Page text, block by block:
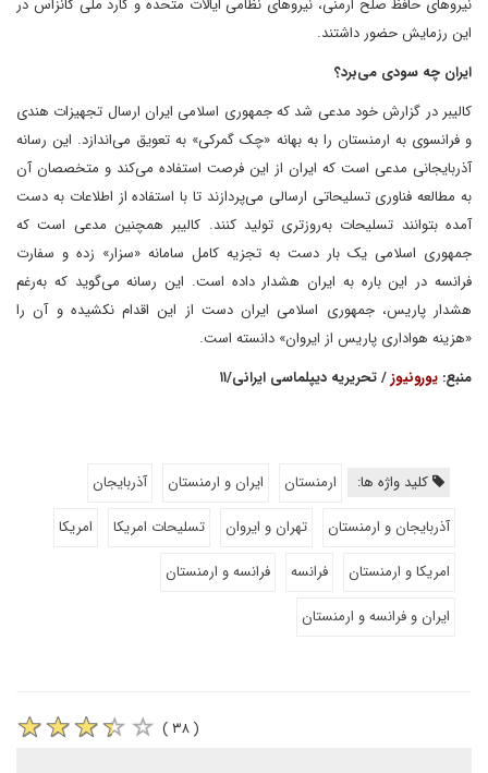
نیروهای حافظ صلح ارمنی، نیروهای نظامی ایالات متحده و گارد ملی کانزاس در
این رزمایش حضور داشتند.
ایران چه سودی می‌برد؟
کالیبر در گزارش خود مدعی شد که جمهوری اسلامی ایران ارسال تجهیزات هندی
و فرانسوی به ارمنستان را به بهانه «چک گمرکی» به تعویق می‌اندازد. این رسانه
آذربایجانی مدعی است که ایران از این فرصت استفاده می‌کند و متخصصان آن
به مطالعه فناوری تسلیحاتی ارسالی می‌پردازند تا با استفاده از اطلاعات به دست
آمده بتوانند تسلیحات به‌روز‌تری تولید کنند. کالیبر همچنین مدعی است که
جمهوری اسلامی یک بار دست به تجزیه کامل سامانه «سزار» زده و سفارت
فرانسه در این باره به ایران هشدار داده است. این رسانه می‌گوید که به‌رغم
هشدار پاریس، جمهوری اسلامی ایران دست از این اقدام نکشیده و آن را
«هزینه هواداری پاریس از ایروان» دانسته است.
منبع: یورونیوز/ تحریریه دیپلماسی ایرانی/۱۱
کلید واژه ها: ارمنستان ایران و ارمنستان
آذربایجان
آذربایجان و ارمنستان
تهران و ایروان تسلیحات امریکا
امریکا
امریکا و ارمنستان
فرانسه
فرانسه و ارمنستان
ایران و فرانسه و ارمنستان
( ۳۸ )